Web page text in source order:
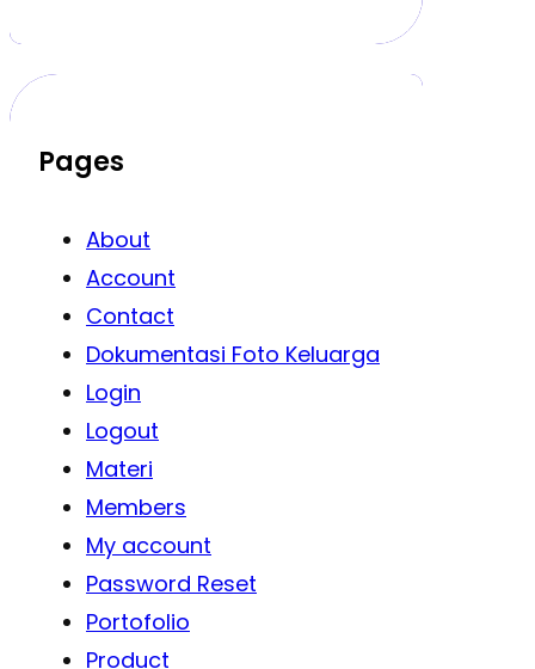
Pages
About
Account
Contact
Dokumentasi Foto Keluarga
Login
Logout
Materi
Members
My account
Password Reset
Portofolio
Product